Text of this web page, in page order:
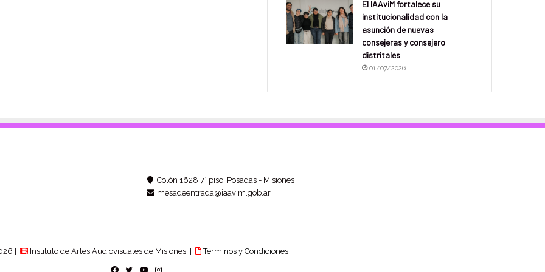
El IAAviM fortalece su
institucionalidad con la
asunción de nuevas
consejeras y consejero
distritales
01/07/2026
Colón 1628 7° piso, Posadas - Misiones
mesadeentrada@iaavim.gob.ar
| Instituto de Artes Audiovisuales de Misiones | Términos y Condiciones
Facebook
TwitterYouTubeInstagram